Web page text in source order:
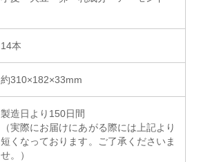
14本
約310×182×33mm
製造日より150日間
（実際にお届けにあがる際には上記より
短くなっております。ご了承くださいま
せ。）